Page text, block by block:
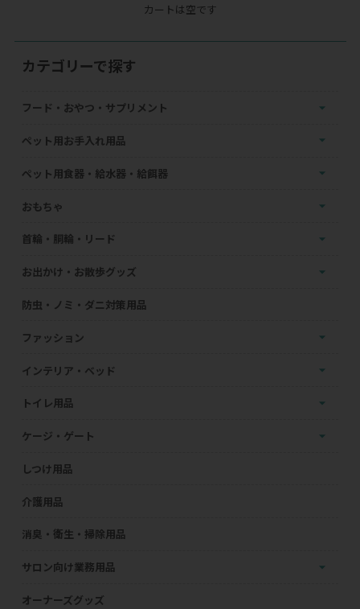
カートは空です
カテゴリーで探す
フード・おやつ・サプリメント
ペット用お手入れ用品
ペット用食器・給水器・給餌器
おもちゃ
首輪・胴輪・リード
お出かけ・お散歩グッズ
防虫・ノミ・ダニ対策用品
ファッション
インテリア・ベッド
トイレ用品
ケージ・ゲート
しつけ用品
介護用品
消臭・衛生・掃除用品
サロン向け業務用品
オーナーズグッズ